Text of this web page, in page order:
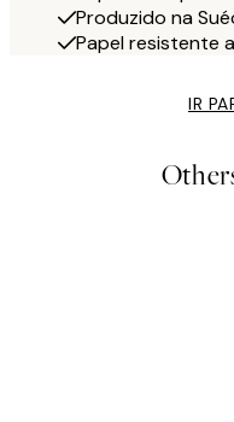
Produzido na
Papel resistente
IR